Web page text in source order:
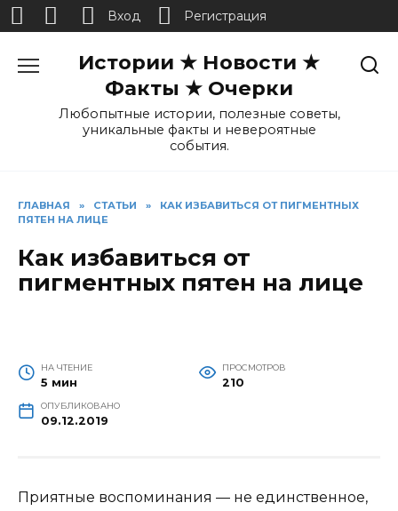
Истории ★ Новости ★
Факты ★ Очерки
Любопытные истории, полезные советы,
уникальные факты и невероятные
события.
ГЛАВНАЯ » СТАТЬИ »
КАК ИЗБАВИТЬСЯ ОТ ПИГМЕНТНЫХ
ПЯТЕН НА ЛИЦЕ
Как избавиться от
пигментных пятен на лице
НА ЧТЕНИЕ
5 мин
ПРОСМОТРОВ
210
ОПУБЛИКОВАНО
09.12.2019
Приятные воспоминания — не единственное,
Вход Регистрация